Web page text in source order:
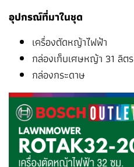
อุปกรณ์ที่มาในชุด
เครื่องตัดหญ้าไฟฟ้า
กล่องเก็บเศษหญ้า 31 ลิตร
กล่องกระดาษ